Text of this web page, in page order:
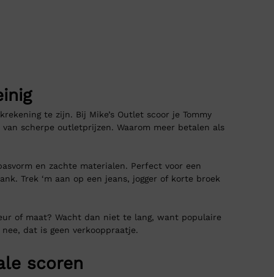
te zijn. Bij Mike’s Outlet scoor je Tommy
scherpe outletprijzen. Waarom meer betalen als
en zachte materialen. Perfect voor een
Trek ‘m aan op een jeans, jogger of korte broek
of maat? Wacht dan niet te lang, want populaire
dat is geen verkooppraatje.
scoren